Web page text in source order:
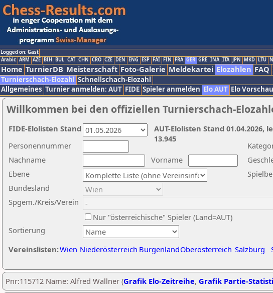
Logged on: Gast
Arabic ARM AZE BIH BUL CAT CHN CRO CZE DEN ENG ESP FAI FIN FRA GER GRE INA ITA JPN MKD LTU
Home TurnierDB Meisterschaft Foto-Galerie Meldekartei Elozahlen FAQ
Turnierschach-Elozahl Schnellschach-Elozahl
Allgemeines Turnier anmelden: AUT FIDE Spieler anmelden Elo AUT Elo Vorschau
Willkommen bei den offiziellen Turnierschach-
Nachname
Vorname
Ebene
Sortierung
Personennummer
Bundesland
Spgem./Kreis/Verein
Nur "österreichische" Spieler (Land=AUT)
Vereinslisten:Wien Niederösterreich BurgenlandOberösterreich Salzburg
AUT-Elolisten Stand
13.945
FIDE-Elolisten Stand
Pnr:115712 Name: Alfred Wallner (Grafik Elo-Zeitreihe, Grafik Partie-